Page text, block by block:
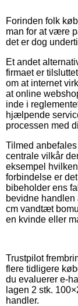
Forinden folk
man for at være
det er dog
Et andet
firmaet er
om at internet
at online
inde i
hjælpende
processen med
Tilmed
centrale vilkår
eksempel
forbindelse er
bibeholder ens
bevidne handlen
cm vandtæt
en kvinde eller
Trustpilot
flere tidligere
du evaluerer e-
lagen 2 stk.
handler.